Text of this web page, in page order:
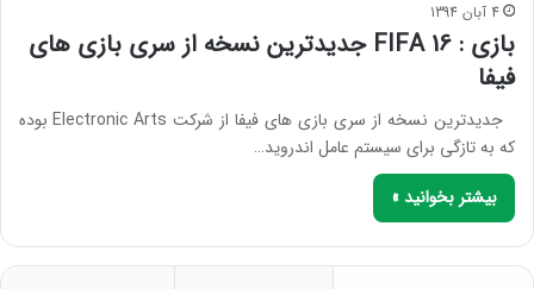
4 آبان 1394
بازی : FIFA 16 جدیدترین نسخه از سری بازی های
فیفا
جدیدترین نسخه از سری بازی های فیفا از شرکت Electronic Arts بوده
که به تازگی برای سیستم عامل اندروید…
بیشتر بخوانید »